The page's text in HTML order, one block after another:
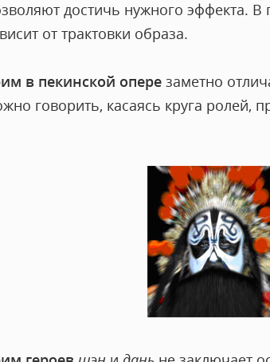
достичь нужного эффекта.
от трактовки образа.
в пекинской опере заметно
говорить, касаясь круга ролей,